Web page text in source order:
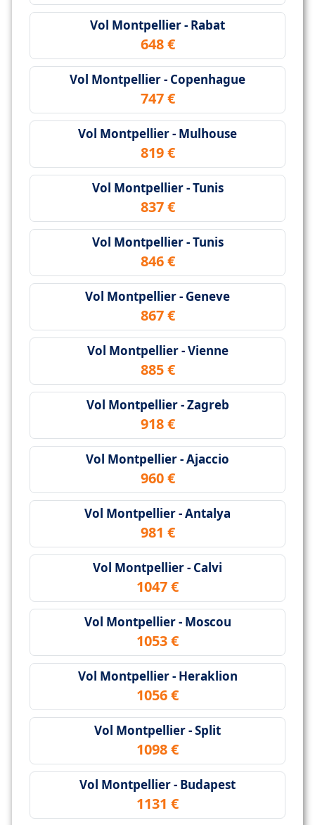
Vol Montpellier - Rabat
648 €
Vol Montpellier - Copenhague
747 €
Vol Montpellier - Mulhouse
819 €
Vol Montpellier - Tunis
837 €
Vol Montpellier - Tunis
846 €
Vol Montpellier - Geneve
867 €
Vol Montpellier - Vienne
885 €
Vol Montpellier - Zagreb
918 €
Vol Montpellier - Ajaccio
960 €
Vol Montpellier - Antalya
981 €
Vol Montpellier - Calvi
1047 €
Vol Montpellier - Moscou
1053 €
Vol Montpellier - Heraklion
1056 €
Vol Montpellier - Split
1098 €
Vol Montpellier - Budapest
1131 €